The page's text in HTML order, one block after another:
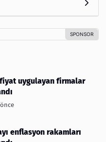
uygulayan firmalar
enflasyon rakamları